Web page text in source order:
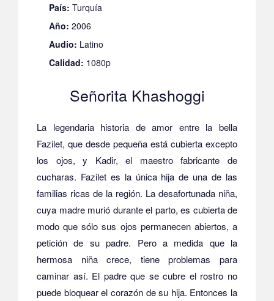
País: Turquía
Año: 2006
Audio: Latino
Calidad: 1080p
Señorita Khashoggi
La legendaria historia de amor entre la bella
Fazilet, que desde pequeña está cubierta excepto
los ojos, y Kadir, el maestro fabricante de
cucharas. Fazilet es la única hija de una de las
familias ricas de la región. La desafortunada niña,
cuya madre murió durante el parto, es cubierta de
modo que sólo sus ojos permanecen abiertos, a
petición de su padre.
Pero a medida que la
hermosa niña crece, tiene problemas para
caminar así. El padre que se cubre el rostro no
puede bloquear el corazón de su hija. Entonces la